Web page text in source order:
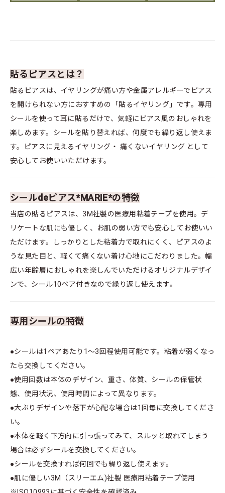
貼るピアスとは？
貼るピアスは、イヤリングが痛い方や金属アレルギーでピアス
を開けられない方におすすめの「貼るイヤリング」です。専用
シールを使って耳に貼るだけで、気軽にピアス風のおしゃれを
楽しめます。シールを貼り替えれば、何度でも繰り返し使えま
す。ピアスに見えるイヤリング・ 痛くないイヤリング として
安心してお使いいただけます。
シールdeピアス*MARIE*の特徴
当店の貼るピアスは、3M社製の医療用粘着テープを使用。デ
リケートな肌にも優しく、お肌の弱い方でも安心してお使いい
ただけます。しっかりとした粘着力で取れにくく、ピアスのよ
うな見た目と、軽くて痛くない着け心地にこだわりました。幅
広い年齢層におしゃれを楽しんでいただけるオリジナルデザイ
ンで、シール10ペア付きなので繰り返し使えます。
専用シールの特徴
●シールは1ペアあたり1～3回程使用可能です。粘着が弱くなっ
たら交換してください。
●使用回数は本体のデザイン、重さ、体質、シールの保管状
態、使用状況、使用時間によって異なります。
●大ぶりデザインや落下が心配な場合は1回毎に交換してくださ
い。
●本体を軽く下方向に引っ張ってみて、スルッと取れてしまう
場合は必ずシールを交換してください。
●シールを交換すれば何回でも繰り返し使えます。
●肌に優しい3M（スリーエム)社製 医療用粘着テープ使用